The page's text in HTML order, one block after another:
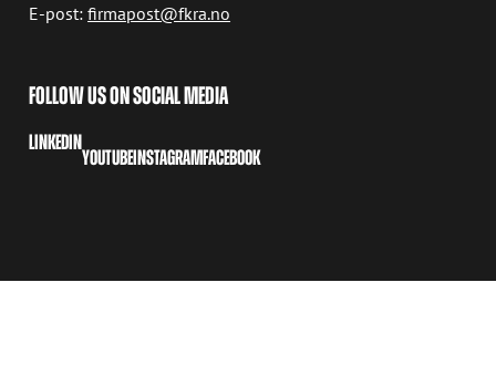
E-post:firmapost@fkra.no
FOLLOW US ON SOCIAL MEDIA
LINKEDIN
YOUTUBEINSTAGRAMFACEBOOK